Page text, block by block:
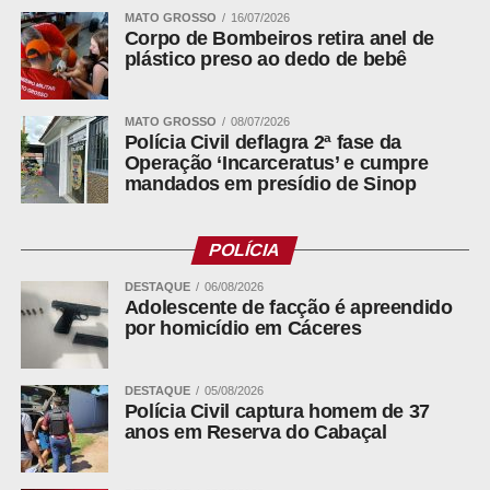
ISS hoje, equilíbrio fiscal amanhã
Com a Reforma Tributária instituída pela Emenda
Constitucional nº 132/2023 e suas leis complementares
regulamentadoras, o modelo atual será gradualmente
substituído por um sistema baseado no consumo no
destino. Essa nova dinâmica impões desafios extras ao
Centro-Oeste, em especial aos municípios do Mato
Grosso.
Nesse contexto:
MATO GROSSO 16/07/2026
Corpo de Bombeiros retira anel de
plástico preso ao dedo de bebê
MATO GROSSO 08/07/2026
Polícia Civil deflagra 2ª fase da
Operação ‘Incarceratus’ e cumpre
mandados em presídio de Sinop
POLÍCIA
DESTAQUE 06/08/2026
Adolescente de facção é apreendido
por homicídio em Cáceres
DESTAQUE 05/08/2026
Polícia Civil captura homem de 37
anos em Reserva do Cabaçal